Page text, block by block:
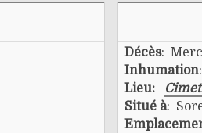
Décès:
Inhumation
Lieu:
Situé à: